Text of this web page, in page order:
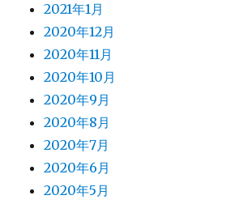
2021年1月
2020年12月
2020年11月
2020年10月
2020年9月
2020年8月
2020年7月
2020年6月
2020年5月